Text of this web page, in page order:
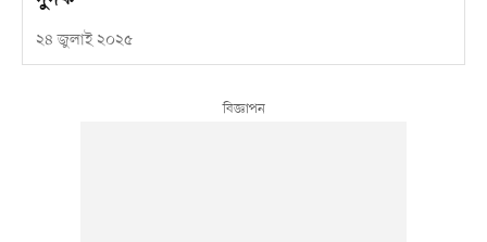
২৪ জুলাই ২০২৫